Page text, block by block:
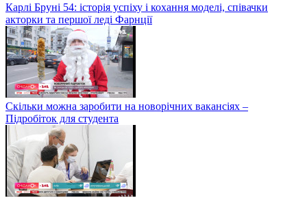
Карлі Бруні 54: історія успіху і кохання моделі, співачки
акторки та першої леді Фарнції
Скільки можна заробити на новорічних вакансіях –
Підробіток для студента